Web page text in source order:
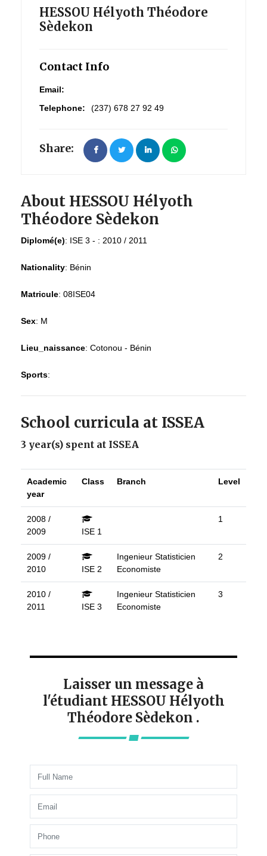
HESSOU Hélyoth Théodore
Sèdekon
Contact Info
Email:
Telephone:
(237) 678 27 92 49
Share:
About HESSOU Hélyoth
Théodore Sèdekon
Diplomé(e): ISE 3 - : 2010 / 2011
Nationality: Bénin
Matricule: 08ISE04
Sex: M
Lieu_naissance: Cotonou - Bénin
Sports:
School curricula at ISSEA
3 year(s) spent at ISSEA
Academic
year
Class Branch Level
2008 /
2009
ISE 1
1
2009 /
2010
ISE 2
Ingenieur Statisticien
Economiste
2
2010 /
2011
ISE 3
Ingenieur Statisticien
Economiste
3
Laisser un message à
l'étudiant HESSOU Hélyoth
Théodore Sèdekon .